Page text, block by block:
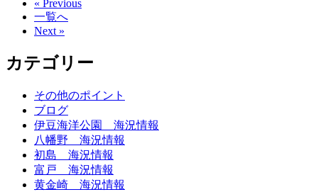
« Previous
一覧へ
Next »
カテゴリー
その他のポイント
ブログ
伊豆海洋公園 海況情報
八幡野 海況情報
初島 海況情報
富戸 海況情報
黄金崎 海況情報